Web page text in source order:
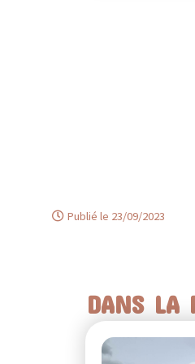
Publié le 23/09/2023
DANS LA